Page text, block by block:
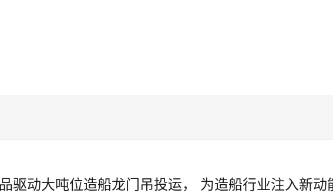
驱动大吨位造船龙门吊投运， 为造船行业注入新动